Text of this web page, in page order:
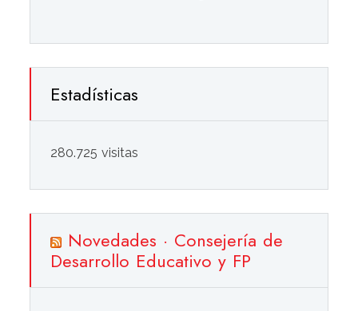
Estadísticas
280.725 visitas
Novedades · Consejería de
Desarrollo Educativo y FP